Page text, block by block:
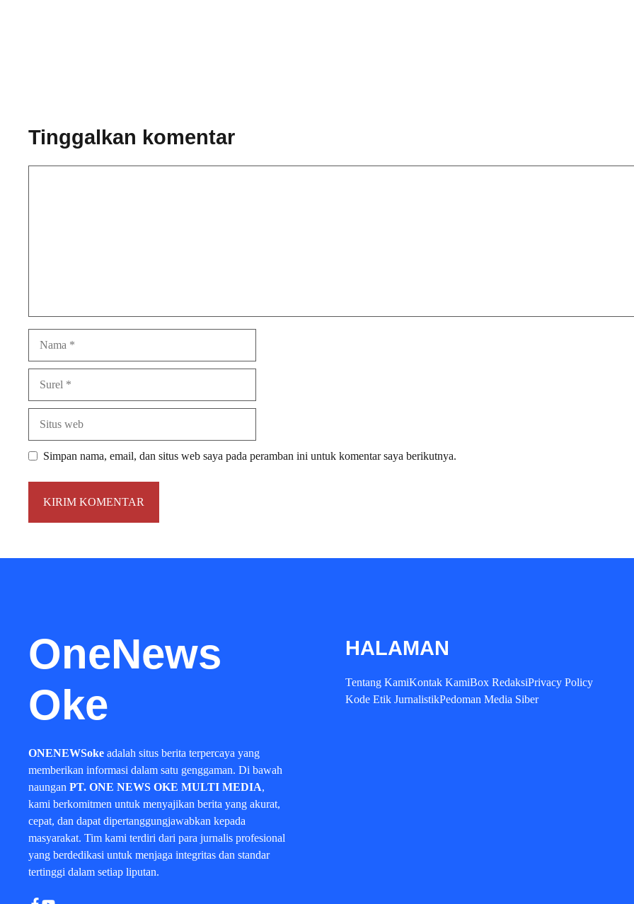
Tinggalkan komentar
Simpan nama, email, dan situs web saya pada peramban ini untuk komentar saya berikutnya.
OneNews
Oke
ONENEWSoke adalah situs berita terpercaya yang
memberikan informasi dalam satu genggaman. Di bawah
naungan PT. ONE NEWS OKE MULTI MEDIA,
kami berkomitmen untuk menyajikan berita yang akurat,
cepat, dan dapat dipertanggungjawabkan kepada
masyarakat. Tim kami terdiri dari para jurnalis profesional
yang berdedikasi untuk menjaga integritas dan standar
tertinggi dalam setiap liputan.
HALAMAN
Tentang KamiKontak KamiBox RedaksiPrivacy Policy
Kode Etik JurnalistikPedoman Media Siber